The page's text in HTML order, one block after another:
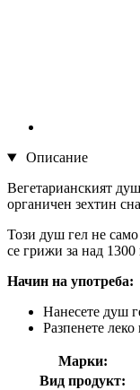
Описание
Вегетарианският
органичен зехтин
Този душ гел не
се грижи за над
Начин на употреба:
Нанесете душ
Разпенете
Марки:
Вид продукт: